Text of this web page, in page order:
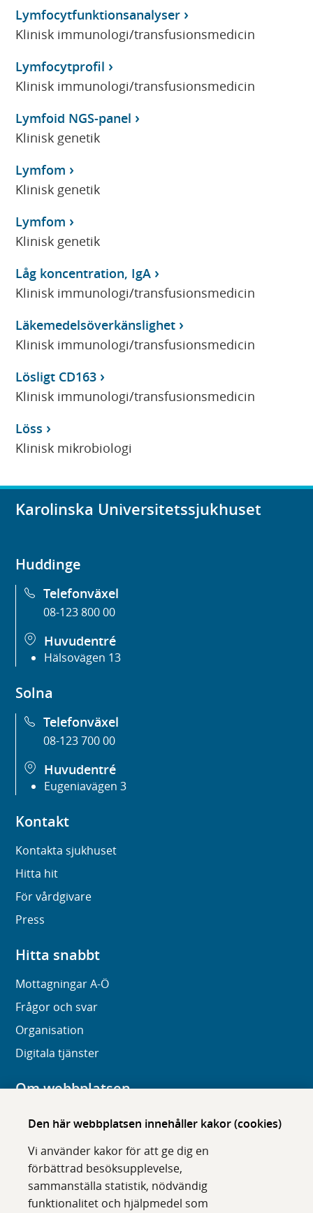
Den här webbplatsen innehåller kakor (cookies)
Vi använder kakor för att ge dig en
förbättrad besöksupplevelse,
sammanställa statistik, nödvändig
funktionalitet och hjälpmedel som
Lymfocytfunktionsanalyser
Klinisk immunologi/transfusionsmedicin
Lymfocytprofil
Klinisk immunologi/transfusionsmedicin
Lymfoid NGS-panel
Klinisk genetik
Lymfom
Klinisk genetik
Lymfom
Klinisk genetik
Låg koncentration, IgA
Klinisk immunologi/transfusionsmedicin
Läkemedelsöverkänslighet
Klinisk immunologi/transfusionsmedicin
Lösligt CD163
Klinisk immunologi/transfusionsmedicin
Löss
Klinisk mikrobiologi
Karolinska Universitetssjukhuset
Huddinge
Telefonväxel
08-123 800 00
Huvudentré
Hälsovägen 13
Solna
Telefonväxel
08-123 700 00
Huvudentré
Eugeniavägen 3
Kontakt
Kontakta sjukhuset
Hitta hit
För vårdgivare
Press
Hitta snabbt
Mottagningar A-Ö
Frågor och svar
Organisation
Digitala tjänster
Om webbplatsen
Om karolinska.se
Tillgänglighet
Om cookies